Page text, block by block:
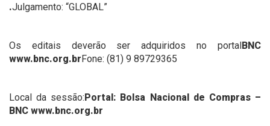
.Julgamento: “GLOBAL”
Os editais deverão ser adquiridos no portalBNC
www.bnc.org.brFone: (81) 9 89729365
Local da sessão:Portal: Bolsa Nacional de Compras –
BNC www.bnc.org.br